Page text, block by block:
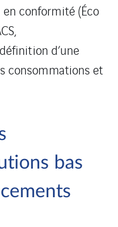
conformité (Éco
d’une
consommations et
bas